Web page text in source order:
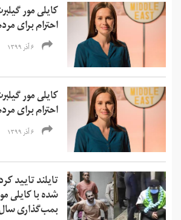
کایلی مور
احترام برای
۶ آذر ۱۳۹۹
کایلی مور
احترام برای
۶ آذر ۱۳۹۹
تایلند تایید
شده با کایلی